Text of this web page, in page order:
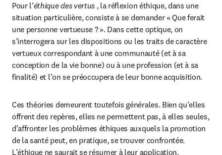
Pour l’éthique des vertus , la réflexion éthique, dans une
situation particulière, consiste à se demander « Que ferait
une personne vertueuse ? ». Dans cette optique, on
s’interrogera sur les dispositions ou les traits de caractère
vertueux correspondant à une communauté (et à sa
conception de la vie bonne) ou à une profession (et à sa
finalité) et l’on se préoccupera de leur bonne acquisition.
Ces théories demeurent toutefois générales. Bien qu’elles
offrent des repères, elles ne permettent pas, à elles seules,
d’affronter les problèmes éthiques auxquels la promotion
de la santé peut, en pratique, se trouver confrontée.
L’éthique ne saurait se résumer à leur application.